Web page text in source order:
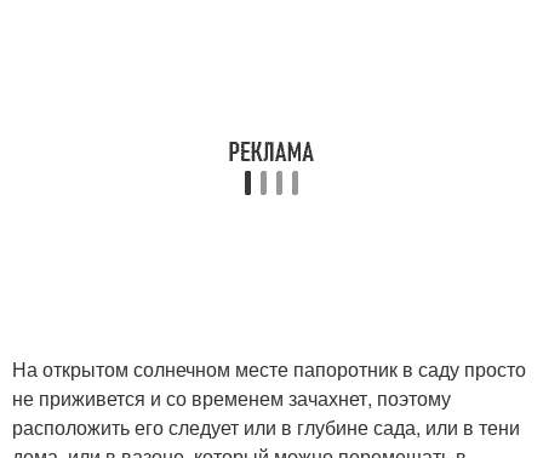
На открытом солнечном месте папоротник в саду просто
не приживется и со временем зачахнет, поэтому
расположить его следует или в глубине сада, или в тени